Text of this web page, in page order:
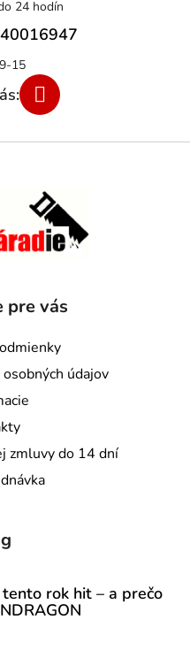
pre vás
údajov
zmluvy do 14 dní
rok hit – a prečo